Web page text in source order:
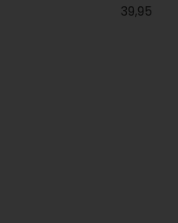
39,95